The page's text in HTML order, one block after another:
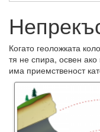
Когато геоложката
тя не спира, освен
има приемственост